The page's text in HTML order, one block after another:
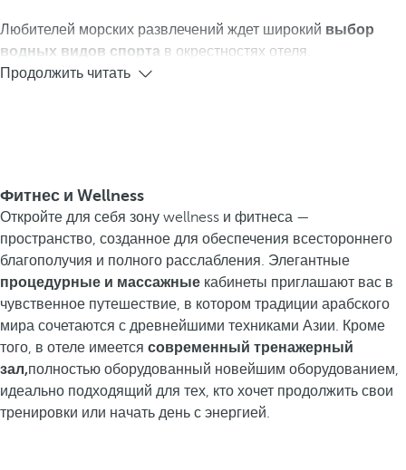
Любителей морских развлечений ждет широкий выбор
водных видов спорта в окрестностях отеля.
Продолжить читать
Фитнес и Wellness
Откройте для себя зону wellness и фитнеса —
пространство, созданное для обеспечения всестороннего
благополучия и полного расслабления. Элегантные
процедурные и массажные кабинеты приглашают вас в
чувственное путешествие, в котором традиции арабского
мира сочетаются с древнейшими техниками Азии. Кроме
того, в отеле имеется современный тренажерный
зал,полностью оборудованный новейшим оборудованием,
идеально подходящий для тех, кто хочет продолжить свои
тренировки или начать день с энергией.